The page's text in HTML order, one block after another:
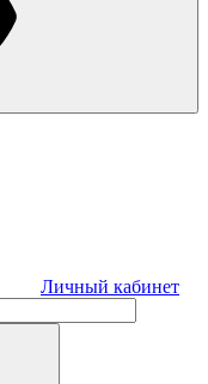
Личный кабинет